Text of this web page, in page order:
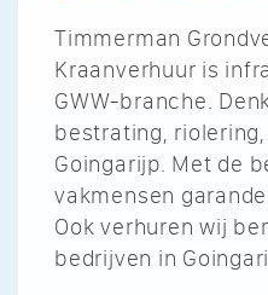
Timmerman
Kraanverhuur is
GWW-branche.
bestrating,
Goingarijp. Met de
vakmensen
Ook verhuren wij
bedrijven in